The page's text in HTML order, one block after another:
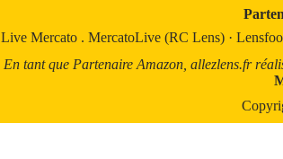
Live Mercato . MercatoLive (RC Lens) ·
En tant que Partenaire Amazon, allezlens.fr